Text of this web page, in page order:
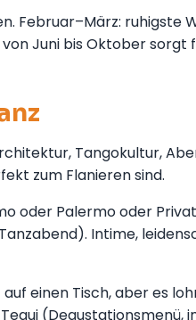
Februar–März: ruhigste
Juni bis Oktober
Tangokultur,
zum Flanieren sind.
oder Palermo oder
Intime,
einen Tisch, aber es
(Degustationsmenü,